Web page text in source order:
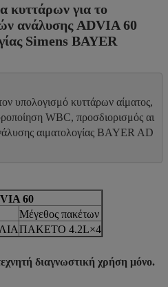
κυττάρων για το
ανάλυσης ADVIA 60
Simens BAYER
υπολογισμό κυττάρων αίματος,
WBC, προσδιορισμός αι
αιματολογίας BAYER AD
60
Μέγεθος πακέτων
ΠΑΚΕΤΟ 4.2L×4
διαγνωστική χρήση μόνο.